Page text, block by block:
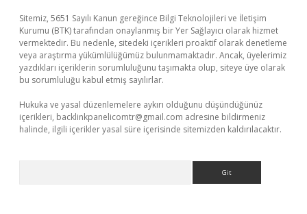
Sitemiz, 5651 Sayılı Kanun gereğince Bilgi Teknolojileri ve İletişim
Kurumu (BTK) tarafından onaylanmış bir Yer Sağlayıcı olarak hizmet
vermektedir. Bu nedenle, sitedeki içerikleri proaktif olarak denetleme
veya araştırma yükümlülüğümüz bulunmamaktadır. Ancak, üyelerimiz
yazdıkları içeriklerin sorumluluğunu taşımakta olup, siteye üye olarak
bu sorumluluğu kabul etmiş sayılırlar.
Hukuka ve yasal düzenlemelere aykırı olduğunu düşündüğünüz
içerikleri, backlinkpanelicomtr@gmail.com adresine bildirmeniz
halinde, ilgili içerikler yasal süre içerisinde sitemizden kaldırılacaktır.